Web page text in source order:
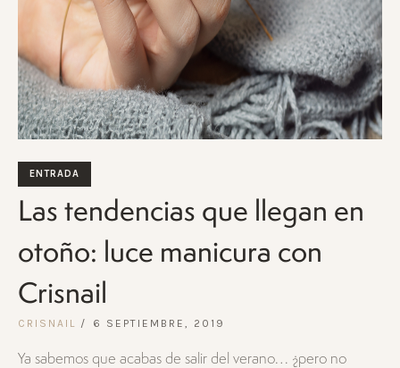
ENTRADA
Las tendencias que llegan en
otoño: luce manicura con
Crisnail
CRISNAIL 6 SEPTIEMBRE, 2019
Ya sabemos que acabas de salir del verano… ¿pero no